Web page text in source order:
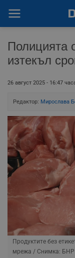
Полицията
изтекъл
26 август 2025 - 16:47
Редактор: Мирослава
Продуктите без
мрежа / Снимка: БНР